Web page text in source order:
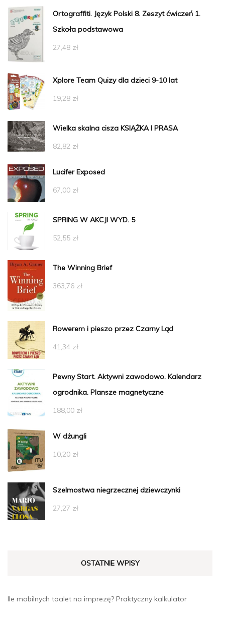
Ortograffiti. Język Polski 8. Zeszyt ćwiczeń 1.
Szkoła podstawowa
27,48 zł
Xplore Team Quizy dla dzieci 9-10 lat
19,28 zł
Wielka skalna cisza KSIĄŻKA I PRASA
82,82 zł
Lucifer Exposed
67,00 zł
SPRING W AKCJI WYD. 5
52,55 zł
The Winning Brief
363,76 zł
Rowerem i pieszo przez Czarny Ląd
41,34 zł
Pewny Start. Aktywni zawodowo. Kalendarz
ogrodnika. Plansze magnetyczne
188,00 zł
W dżungli
10,20 zł
Szelmostwa niegrzecznej dziewczynki
27,27 zł
OSTATNIE WPISY
Ile mobilnych toalet na imprezę? Praktyczny kalkulator